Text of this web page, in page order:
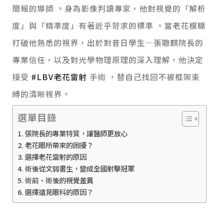
簡報的導師 。身為影像判讀專家，他對視覺的「解析
度」與「精準度」有著近乎苛求的標準 。當老花模糊
打破他熟悉的視界， 出於對昔日學生—張聰麒院長的
專業信任，以及對光學物理原理的深入理解，他決定
接受 #LBV老花雷射 手術 ，替自己找回不被框架束
縛的清晰視界。
選單目錄
張院長的專業特質，讓醫師更放心
老花眼所帶來的困擾？
選擇老花雷射的原因
術後從文弱書生，變成全國射擊冠軍
術前、術後的視覺差異
選擇遠見眼科的原因？